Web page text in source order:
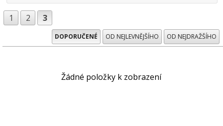
1 2 3
DOPORUČENÉ OD NEJLEVNĚJŠÍHO OD NEJDRAŽŠÍHO
Žádné položky k zobrazení